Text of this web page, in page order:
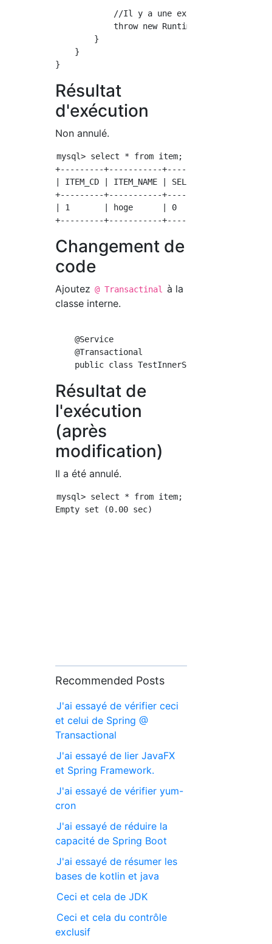
            //Il y a une exception
            throw new RuntimeException();
        }
    }
Résultat
d'exécution
Non annulé.
mysql> select * from item;
+---------+-----------+----------+
| ITEM_CD | ITEM_NAME | SELL_FLG |
+---------+-----------+----------+
| 1       | hoge      | 0        |
Changement de
code
Ajoutez @ Transactinal
à la
classe interne.
    @Service
    @Transactional
Résultat de
l'exécution
(après
modification)
Il a été annulé.
mysql> select * from item;
Recommended Posts
J'ai essayé de vérifier ceci
et celui de Spring @
Transactional
J'ai essayé de lier JavaFX
et Spring Framework.
J'ai essayé de vérifier yum-
cron
J'ai essayé de réduire la
capacité de Spring Boot
J'ai essayé de résumer les
bases de kotlin et java
Ceci et cela de JDK
Ceci et cela du contrôle
exclusif